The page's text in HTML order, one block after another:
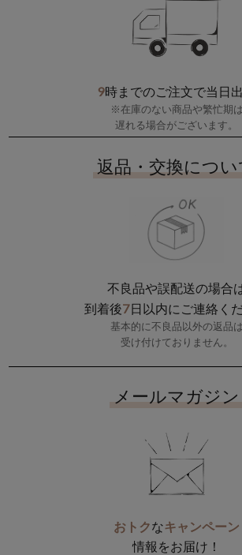
9時までのご注文で当日
※在庫のない商品や繁忙期は
遅れる場合がございます。
返品・交換につい
不良品や誤配送の場合
到着後7日以内にご連絡く
基本的に不良品以外の返品は
受け付けておりません。
メールマガジン
おトクなキャンペーン
情報をお届け！